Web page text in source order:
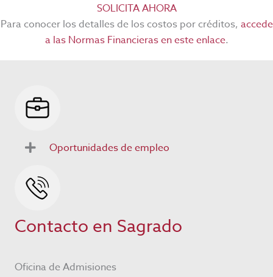
SOLICITA AHORA
Para conocer los detalles de los costos por créditos, accede
a las Normas Financieras en este enlace.
Oportunidades de empleo
Contacto en Sagrado
Oficina de Admisiones